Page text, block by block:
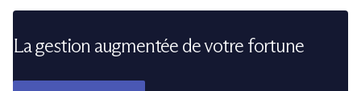
La gestion augmentée de votre fortune